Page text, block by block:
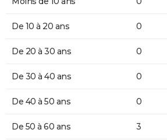
De 10 à 20 ans 0
De 20 à 30 ans 0
De 30 à 40 ans 0
De 40 à 50 ans 0
De 50 à 60 ans 3